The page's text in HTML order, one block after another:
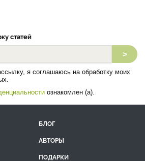
статей
>
я соглашаюсь на обработку моих
ознакомлен (а).
БЛОГ
АВТОРЫ
ПОДАРКИ